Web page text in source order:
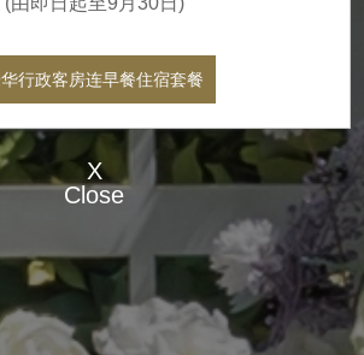
行政客房连早餐住宿套餐
X
Close